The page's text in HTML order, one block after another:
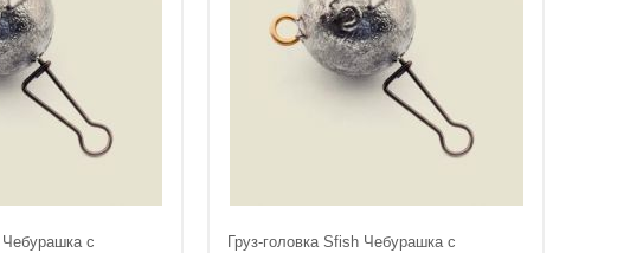
Чебурашка с
Груз-головка Sfish Чебурашка с